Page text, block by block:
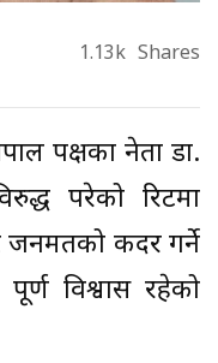
1.13k Shares
पक्षका नेता डा.
परेको रिटमा
जनमतको कदर गर्ने
विश्वास रहेको